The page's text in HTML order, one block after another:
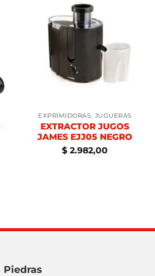
EXPRIMIDORAS, JUGUERAS
EXTRACTOR JUGOS
JAMES EJJ05 NEGRO
$ 2.982,00
Piedras